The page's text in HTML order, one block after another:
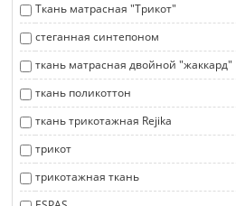
Ткань матрасная "Трикот"
стеганная синтепоном
ткань матрасная двойной "жаккард"
ткань поликоттон
ткань трикотажная Rejika
трикот
трикотажная ткань